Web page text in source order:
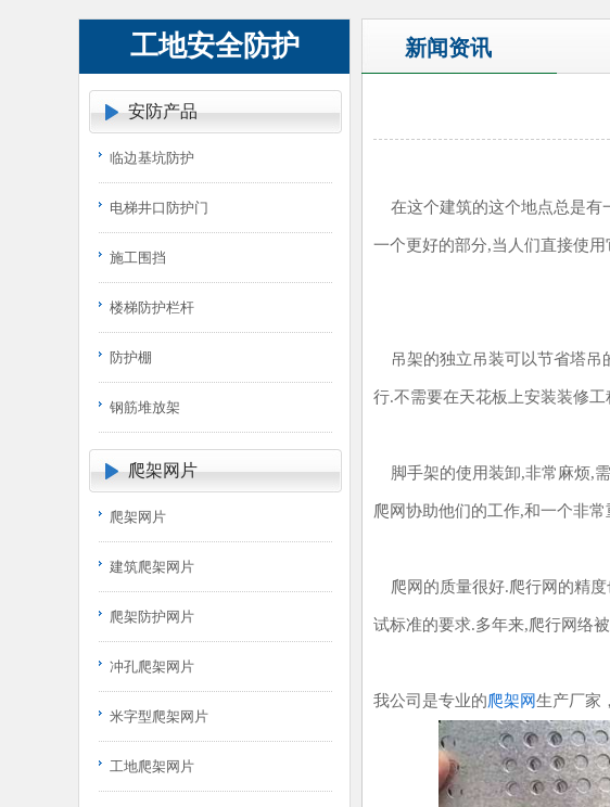
工地安全防护
安防产品
临边基坑防护
电梯井口防护门
施工围挡
楼梯防护栏杆
防护棚
钢筋堆放架
爬架网片
爬架网片
建筑爬架网片
爬架防护网片
冲孔爬架网片
米字型爬架网片
工地爬架网片
新闻资讯
在这个建筑的这个地点总是有
一个更好的部分,当人们直接使
吊架的独立吊装可以节省塔吊
行.不需要在天花板上安装装修
脚手架的使用装卸,非常麻烦,
爬网协助他们的工作,和一个非
爬网的质量很好.爬行网的精度
试标准的要求.多年来,爬行网络
我公司是专业的爬架网生产厂家，